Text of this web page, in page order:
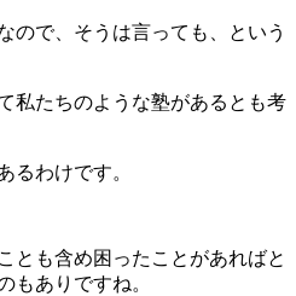
ので、そうは言っても、という
私たちのような塾があるとも考
るわけです。
とも含め困ったことがあればと
もありですね。